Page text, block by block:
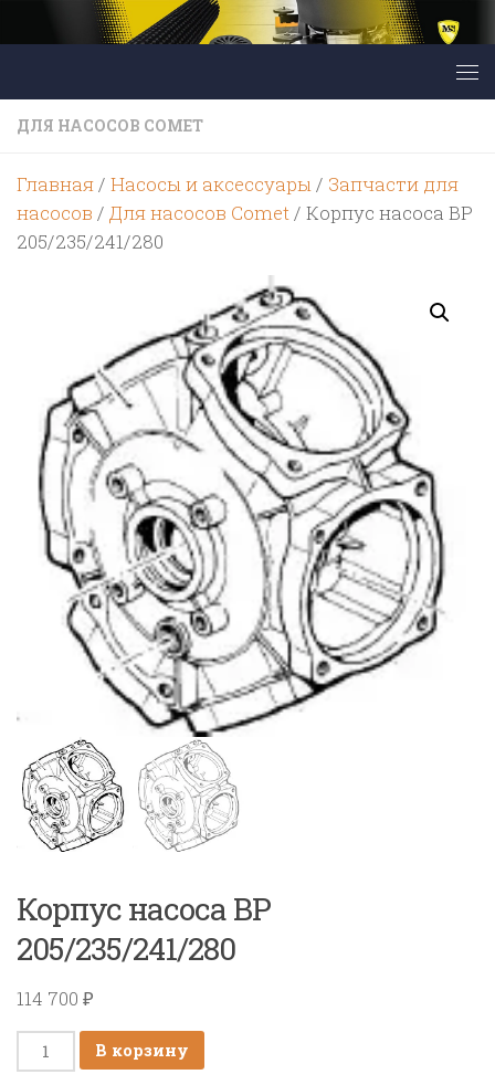
Перейти к содержимому
ДЛЯ НАСОСОВ COMET
Главная/ Насосы и аксессуары/ Запчасти для
насосов / Для насосов Comet/ Корпус насоса BP
205/235/241/280
Корпус насоса BP
205/235/241/280
114 700 ₽
Количество
товара
В корзину